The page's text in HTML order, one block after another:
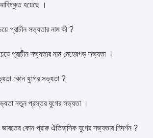
হয়েছে ।
প্রাচীন সভ্যতার নাম কী ?
প্রাচীন সভ্যতার নাম মেহেরগড় সভ্যতা ।
কোন যুগের সভ্যতা ?
নতুন প্রস্তর যুগের সভ্যতা ।
কোন প্রাক ঐতিহাসিক যুগের সভ্যতার নিদর্শন ?